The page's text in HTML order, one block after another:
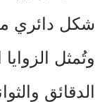
شكل دائري
وتُمثل
الدقائق